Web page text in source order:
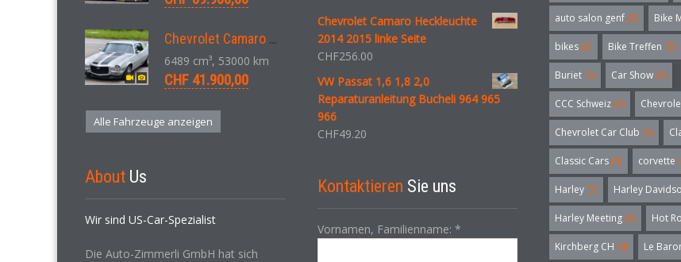
Chevrolet Camaro SS 396 LS3 Coupe Aut. 1971
6489 cm³, 53000 km
CHF 41.900,00
Alle Fahrzeuge anzeigen
About Us
Wir sind US-Car-Spezialist
Die Auto-Zimmerli GmbH hat sich
Chevrolet Camaro Heckleuchte
2014 2015 linke Seite
CHF256.00
VW Passat 1,6 1,8 2,0
Reparaturanleitung Bucheli 964 965
966
CHF49.20
Kontaktieren Sie uns
Vornamen, Familienname: *
auto salon genf (3) Bike
bikes (5) Bike Treffen (5)
Buriet (3) Car Show (3)
CCC Schweiz (3)
Chevrolet Car Club (3)
Classic Cars (3) corvette
Harley (7) Harley
Harley Meeting (5) Hot
Kirchberg CH (4) Le